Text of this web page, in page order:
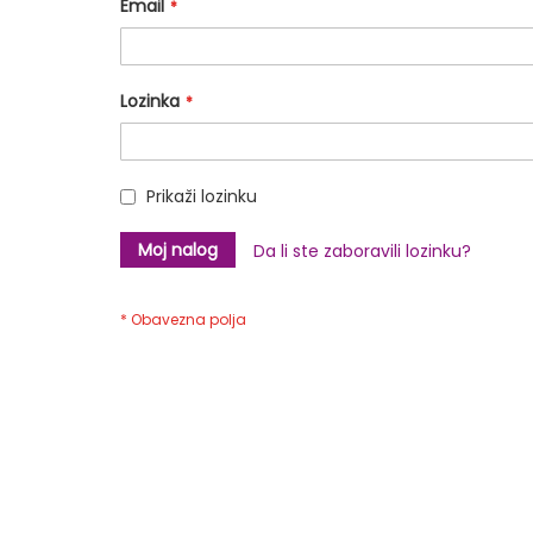
Email
Lozinka
Prikaži lozinku
Moj nalog Da li ste zaboravili lozinku?